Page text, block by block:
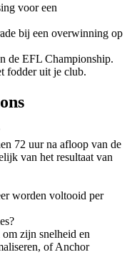
voor een
bij een overwinning op
de EFL Championship.
fodder uit je club.
72 uur na afloop van de
van het resultaat van
worden voltooid per
zijn snelheid en
of Anchor